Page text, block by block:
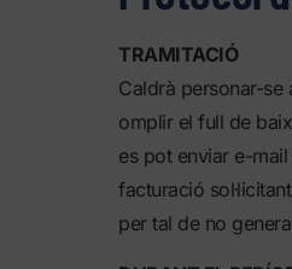
TRAMITACIÓ
Caldrà personar-se
omplir el full de
es pot enviar e-mail
facturació
per tal de no